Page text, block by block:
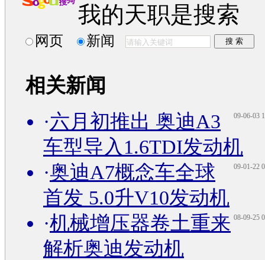
我的天职是搜索
网页 新闻
相关新闻
09-06-03
·六月初推出 奥迪A3
车型导入1.6TDI发动机
09-01-22
·奥迪A7概念车全球
首发 5.0升V10发动机
08-09-25
·机械增压器卷土重来
解析奥迪发动机